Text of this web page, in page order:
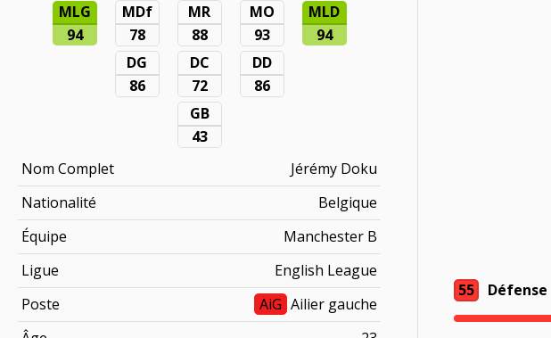
MLG
94
MDf
78
MR
88
MO
93
MLD
94
DG
86
DC
72
DD
86
GB
43
Nom Complet
Jérémy Doku
Nationalité
Belgique
Équipe
Manchester B
Ligue
English League
Poste
AiG Ailier gauche
55 Défense